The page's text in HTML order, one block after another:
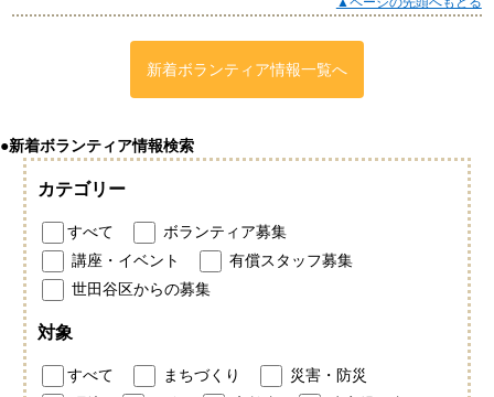
新着ボランティア情報一覧へ
●新着ボランティア情報検索
カテゴリー
すべて
ボランティア募集
講座・イベント
有償スタッフ募集
世田谷区からの募集
対象
すべて まちづくり
災害・防災